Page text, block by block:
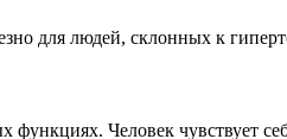
для людей, склонных к
Человек чувствует